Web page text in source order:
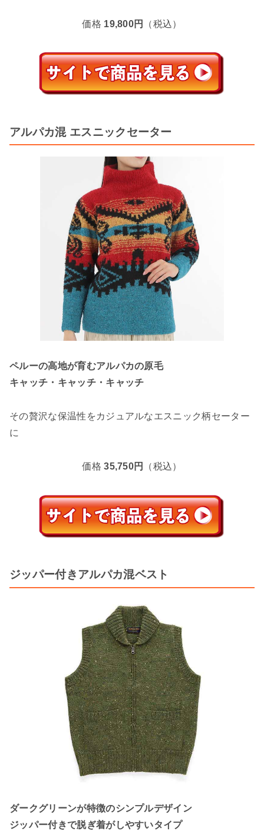
価格 19,800円 （税込）
アルパカ混 エスニックセーター
ペルーの高地が育むアルパカの原毛
キャッチ・キャッチ・キャッチ
その贅沢な保温性をカジュアルなエスニック柄セーター
に
価格35,750円 （税込）
ジッパー付きアルパカ混ベスト
ダークグリーンが特徴のシンプルデザイン
ジッパー付きで脱ぎ着がしやすいタイプ